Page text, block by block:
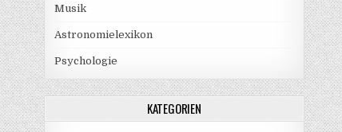
Musik
Astronomielexikon
Psychologie
KATEGORIEN